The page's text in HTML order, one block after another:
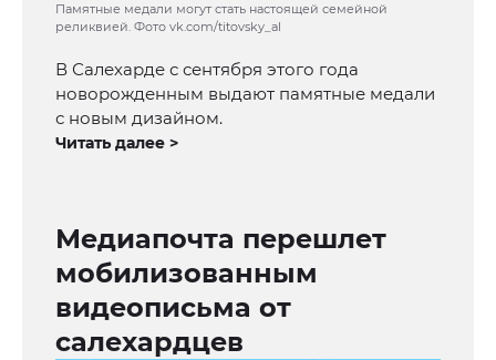
Памятные медали могут стать настоящей семейной
реликвией. Фото vk.com/titovsky_al
В Салехарде с сентября этого года
новорожденным выдают памятные медали
с новым дизайном.
Читать далее >
Медиапочта перешлет
мобилизованным
видеописьма от
салехардцев